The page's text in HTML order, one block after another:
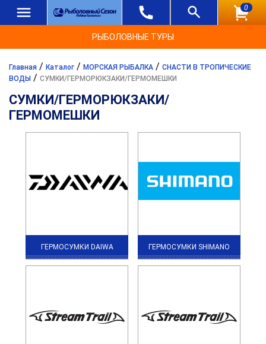
0
РЫБОЛОВНЫЕ ТУРЫ
Главная / Каталог / МОРСКАЯ РЫБАЛКА / СНАСТИ В ТРОПИЧЕСКИЕ
ВОДЫ / СУМКИ/ГЕРМОРЮКЗАКИ/ГЕРМОМЕШКИ
СУМКИ/ГЕРМОРЮКЗАКИ/
ГЕРМОМЕШКИ
ГЕРМОСУМКИ DAIWA ГЕРМОСУМКИ SHIMANO